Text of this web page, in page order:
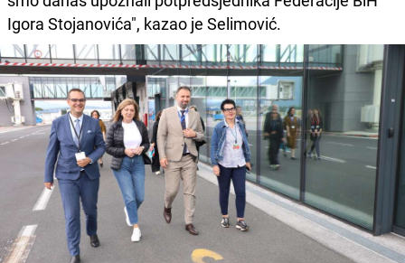
Igora Stojanovića", kazao je Selimović.